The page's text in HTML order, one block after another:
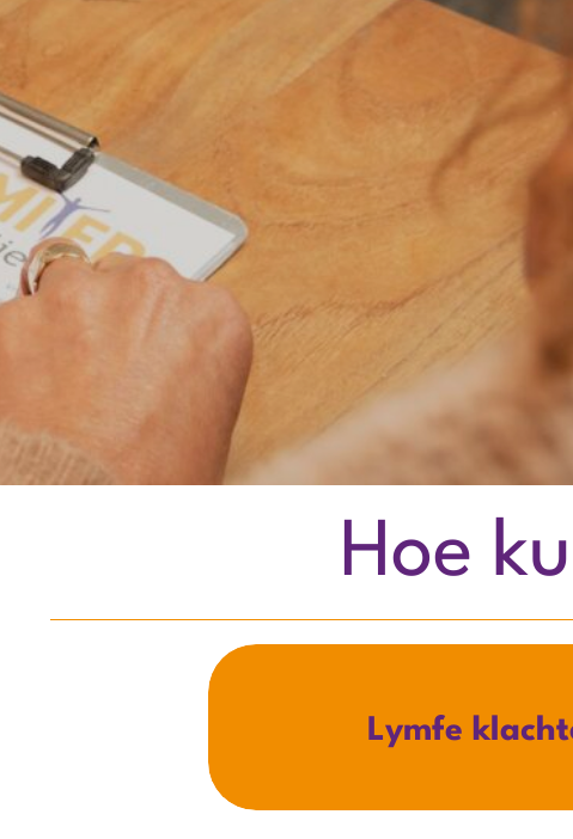
Hoe
Lymfe